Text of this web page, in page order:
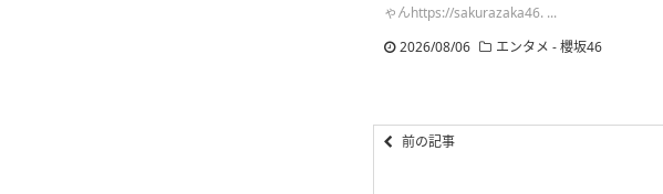
ゃんhttps://sakurazaka46. ...
2026/08/06
エンタメ - 櫻坂46
前の記事